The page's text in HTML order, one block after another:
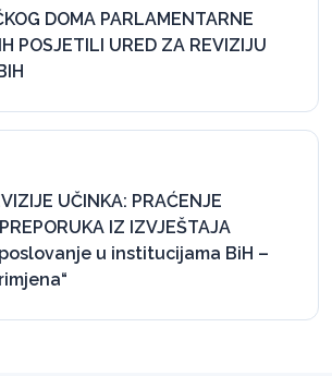
DOMA PARLAMENTARNE
POSJETILI URED ZA REVIZIJU
UČINKA: PRAĆENJE
IZ IZVJEŠTAJA
u institucijama BiH –